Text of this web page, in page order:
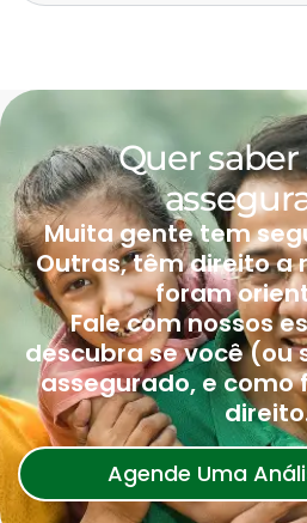
Quer saber
Muita gente tem
Outras, têm direito a
foram
Fale com nossos
descubra se você
assegurado, e como
Agende Uma